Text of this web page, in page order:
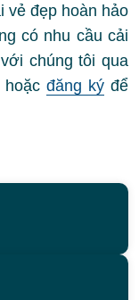
vẻ đẹp hoàn hảo
có nhu cầu cải
chúng tôi qua
hoặc đăng ký để